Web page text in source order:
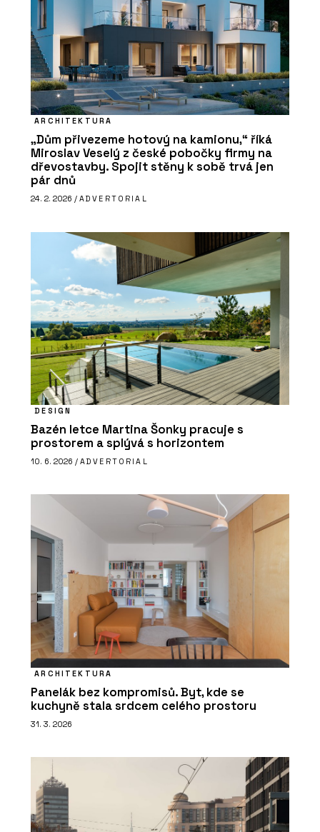
ARCHITEKTURA
„Dům přivezeme hotový na kamionu,“ říká
Miroslav Veselý z české pobočky firmy na
dřevostavby. Spojit stěny k sobě trvá jen
pár dnů
24. 2. 2026 / ADVERTORIAL
DESIGN
Bazén letce Martina Šonky pracuje s
prostorem a splývá s horizontem
10. 6. 2026 / ADVERTORIAL
ARCHITEKTURA
Panelák bez kompromisů. Byt, kde se
kuchyně stala srdcem celého prostoru
31. 3. 2026